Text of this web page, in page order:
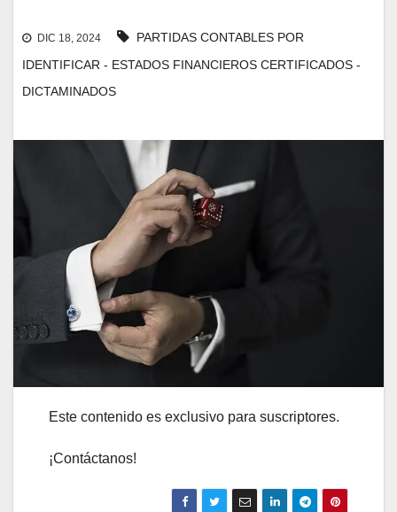
DIC 18, 2024
PARTIDAS CONTABLES POR
IDENTIFICAR - ESTADOS FINANCIEROS CERTIFICADOS -
DICTAMINADOS
Este contenido es exclusivo para suscriptores.
¡Contáctanos!